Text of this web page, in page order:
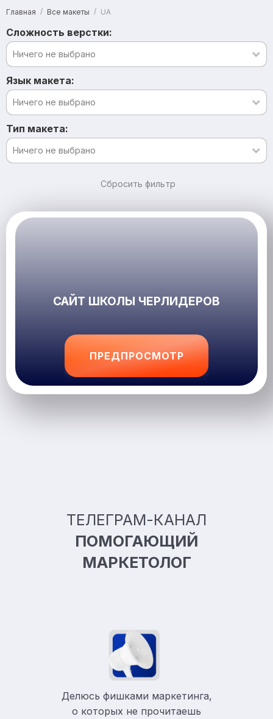
Главная / Все макеты / UA
Сложность верстки:
Ничего не выбрано
Язык макета:
Ничего не выбрано
Тип макета:
Ничего не выбрано
Сбросить фильтр
САЙТ ШКОЛЫ ЧЕРЛИДЕРОВ
ПРЕДПРОСМОТР
ТЕЛЕГРАМ-КАНАЛ
ПОМОГАЮЩИЙ
МАРКЕТОЛОГ
Делюсь фишками маркетинга,
о которых не прочитаешь